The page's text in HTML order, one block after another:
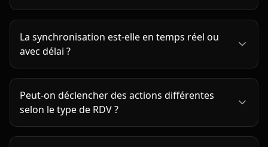
La synchronisation est-elle en temps réel ou
avec délai ?
Peut-on déclencher des actions différentes
selon le type de RDV ?